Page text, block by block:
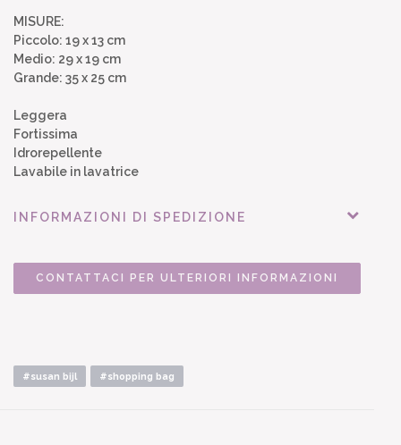
MISURE:
Piccolo: 19 x 13 cm
Medio: 29 x 19 cm
Grande: 35 x 25 cm
Leggera
Fortissima
Idrorepellente
Lavabile in lavatrice
INFORMAZIONI DI SPEDIZIONE
CONTATTACI PER ULTERIORI INFORMAZIONI
#susan bijl #shopping bag